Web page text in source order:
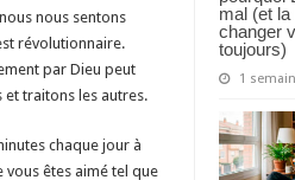
mal (et la
changer
toujours)
1
nous sentons
révolutionnaire.
par Dieu peut
traitons les autres.
chaque jour à
êtes aimé tel que